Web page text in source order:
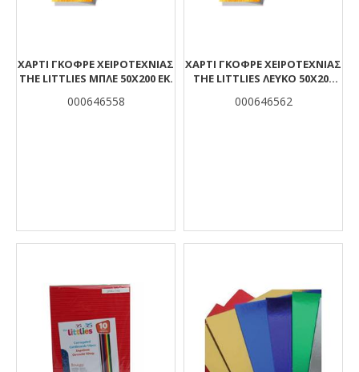
ΧΑΡΤΊ ΓΚΟΦΡΈ ΧΕΙΡΟΤΕΧΝΊΑΣ
THE LITTLIES ΜΠΛΕ 50X200 ΕΚ.
000646558
ΧΑΡΤΊ ΓΚΟΦΡΈ ΧΕΙΡΟΤΕΧΝΊΑΣ
THE LITTLIES ΛΕΥΚΌ 50X200
000646562